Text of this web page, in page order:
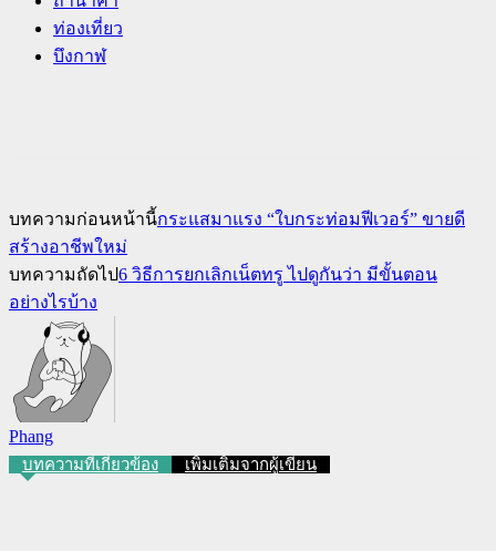
ท่องเที่ยว
บึงกาฬ
บทความก่อนหน้านี้กระแสมาแรง “ใบกระท่อมฟีเวอร์” ขายดี
สร้างอาชีพใหม่
บทความถัดไป6 วิธีการยกเลิกเน็ตทรู ไปดูกันว่า มีขั้นตอน
อย่างไรบ้าง
Phang
บทความที่เกี่ยวข้อง เพิ่มเติมจากผู้เขียน